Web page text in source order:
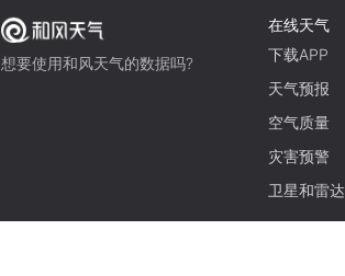
想要使用和风天气的数据吗?
在线天气
下载APP
天气预报
空气质量
灾害预警
卫星和雷达